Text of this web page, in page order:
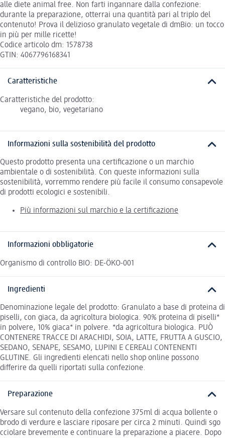
alle diete animal free. Non farti ingannare dalla confezione:
durante la preparazione, otterrai una quantità pari al triplo del
contenuto! Prova il delizioso granulato vegetale di dmBio: un tocco
in più per mille ricette!
Codice articolo dm: 1578738
GTIN: 4067796168341
Caratteristiche
Caratteristiche del prodotto:
vegano, bio, vegetariano
Informazioni sulla sostenibilità del prodotto
Questo prodotto presenta una certificazione o un marchio
ambientale o di sostenibilità. Con queste informazioni sulla
sostenibilità, vorremmo rendere più facile il consumo consapevole
di prodotti ecologici e sostenibili.
Più informazioni sul marchio e la certificazione
Informazioni obbligatorie
Organismo di controllo BIO: DE-ÖKO-001
Ingredienti
Denominazione legale del prodotto: Granulato a base di proteina di
piselli, con giaca, da agricoltura biologica. 90% proteina di piselli*
in polvere, 10% giaca* in polvere. *da agricoltura biologica. PUÒ
CONTENERE TRACCE DI ARACHIDI, SOIA, LATTE, FRUTTA A GUSCIO,
SEDANO, SENAPE, SESAMO, LUPINI E CEREALI CONTENENTI
GLUTINE. Gli ingredienti elencati nello shop online possono
differire da quelli riportati sulla confezione.
Preparazione
Versare sul contenuto della confezione 375ml di acqua bollente o
brodo di verdure e lasciare riposare per circa 2 minuti. Quindi sgo
cciolare brevemente e continuare la preparazione a piacere. Dopo